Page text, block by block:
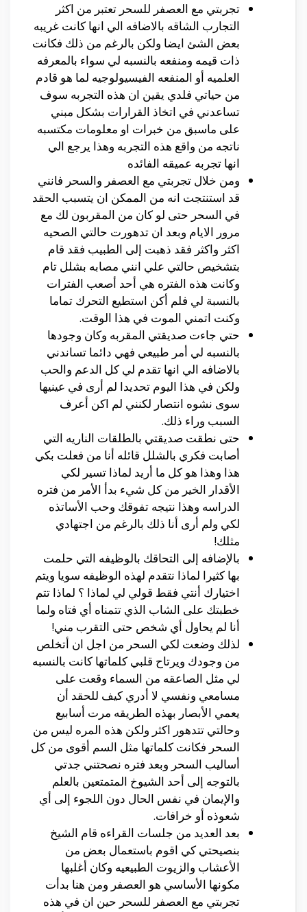
تجربتي مع العصفر للسحر تعتبر من اكثر
التجارب الشاقه بالاضافه الي انها كانت غريبه
بعض الشئ ايضا ولكن بالرغم من ذلك فكانت
ذات قيمه ومنفعه بالنسبه لي سواء بالمعرفه
العلميه أو المنفعه الفيسيولوجيه لما هو قادم
من حياتي فلدي يقين ان هذه التجربه سوف
تساعدني في اتخاذ القرارات بشكل مبني
على ماسبق من خبرات او معلومات مكتسبه
ناتجه من واقع هذه التجربه وهذا يرجع الي
انها تجربه عميقه الفائده
ومن خلال تجربتي مع العصفر والسحر فانني
قد استنتجت انه من الممكن ان يتسبب الحقد
في السحر حتى لو كان من المقربون لك مع
مرور الايام وبعد ان تدهورت حالتي الصحيه
اكثر واكثر فقد ذهبت إلى الطبيب فقد قام
بتشخيص حالتي علي انني مصابه بشلل تام
وكانت هذه الفتره هي أحد أصعب الفترات
بالنسبة لي فلم أكن استطيع التحرك تماما
وكنت اتمني الموت في هذا الوقت.
حتي جاءت صديقتي المقربه وكان وجودها
بالنسبه لي أمر طبيعي فهي دائما تساندني
بالاضافه الي انها تقدم لي كل الدعم والحب
ولكن في هذا اليوم تحديدا لم أرى في عينيها
سوى نشوه انتصار لكنني لم اكن أعرف
السبب وراء ذلك.
حتى نطقت صديقتي بالطلقات الناريه التي
أصابت فكري بالشلل قائله أنا من فعلت بكي
هذا وهذا هو كل ما أريد لماذا تسير لكي
الأقدار الخير من كل شيء بدأ الأمر من فتره
الدراسه وهذا نتيجه تفوقك وحب الأساتذه
لكي ولم أرى أنا ذلك بالرغم من اجتهادي
مثلك!
بالإضافه إلى التحاقك بالوظيفه التي حلمت
بها كثيرا لماذا نتقدم لهذه الوظيفه سويا ويتم
اختيارك أنتي فقط قولي لي لماذا ؟ لماذا تتم
خطبتك على الشاب الذي تتمناه أي فتاه ولما
أنا لم يحاول أي شخص حتى التقرب مني!
لذلك وضعت لكي السحر من اجل ان أتخلص
من وجودك ويرتاح قلبي كلماتها كانت بالنسبه
لي مثل الصاعقه من السماء وقعت على
مسامعي ونفسي لا أدري كيف للحقد أن
يعمي الأبصار بهذه الطريقه مرت أسابيع
وحالتي تتدهور اكثر ولكن هذه المره ليس من
السحر فكانت كلماتها مثل السم أقوى من كل
أساليب السحر وبعد فتره نصحتني جدتي
بالتوجه إلى أحد الشيوخ المتمتعين بالعلم
والإيمان في نفس الحال دون اللجوء إلى أي
شعوذه أو خرافات.
بعد العديد من جلسات القراءه قام الشيخ
بنصيحتي كي اقوم باستعمال بعض من
الأعشاب والزيوت الطبيعيه وكان أغلبها
مكونها الأساسي هو العصفر ومن هنا بدأت
تجربتي مع العصفر للسحر حين ان في هذه